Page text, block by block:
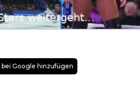
Google hinzufügen